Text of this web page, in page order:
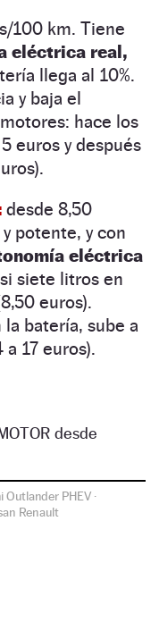
100 km. Tiene
eléctrica real,
llega al 10%.
y baja el
hace los
euros y después
desde 8,50
potente, y con
eléctrica
siete litros en
euros).
la batería, sube a
17 euros).
desde
Outlander PHEV ·
Renault